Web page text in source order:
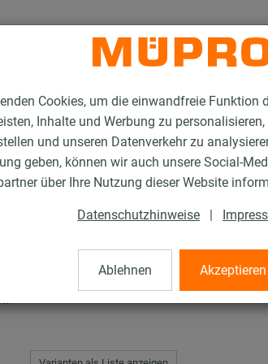
Cookies, um die einwandfreie Funktion
Inhalte und Werbung zu
und unseren Datenverkehr zu
geben, können wir auch unsere Social-
über Ihre Nutzung dieser Website
Datenschutzhinweise |
Ablehnen Akzeptieren
Rohrschellen Rohrschellen DIN 3567